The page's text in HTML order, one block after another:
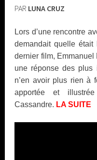
PAR LUNA CRUZ
Lors d’une rencontre
demandait quelle
dernier film, Emmanuel
une réponse des plus
n’en avoir plus rien à
apportée et
Cassandre. LA SUITE